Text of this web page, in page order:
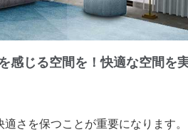
感じる空間を！快適な空間を
さを保つことが重要になります。